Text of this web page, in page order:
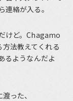
絡が入る。
けど。Chagamo
法教えてくれる
るようなんだよ
った、